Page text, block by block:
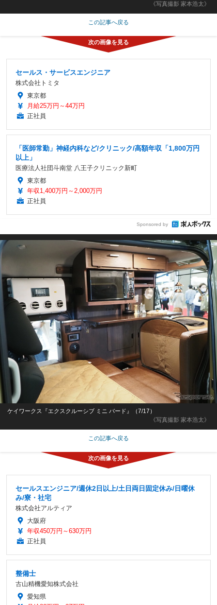
《写真撮影 家本浩太》
この記事へ戻る
セールス・サービスエンジニア
株式会社トミタ
東京都
月給25万円～44万円
正社員
「医師常勤」神経内科など/クリニック/高額年収「1,800万円
以上」
医療法人社団斗南堂 八王子クリニック新町
東京都
年収1,400万円～2,000万円
正社員
Sponsored by
《写真撮影 家本浩太》
ケイワークス『エクスクルーシブ ミニ バード』（7/17）
この記事へ戻る
セールスエンジニア/週休2日以上/土日両日固定休み/日曜休
み/寮・社宅
株式会社アルティア
大阪府
年収450万円～630万円
正社員
整備士
古山精機愛知株式会社
愛知県